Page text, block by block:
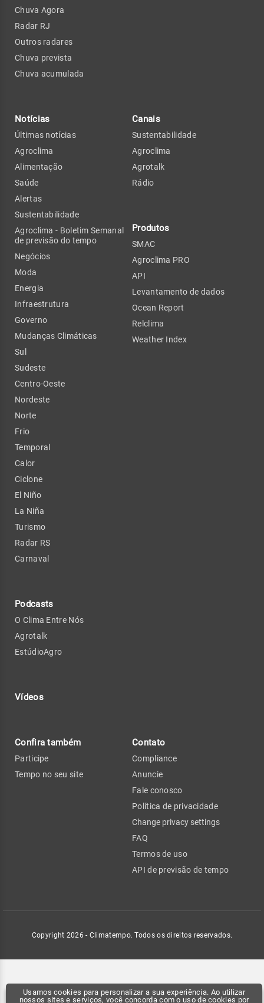
Usamos cookies para personalizar a sua experiência. Ao utilizar
nossos sites e serviços, você concorda com o uso de cookies por
Chuva Agora
Radar RJ
Outros radares
Chuva prevista
Chuva acumulada
Notícias
Últimas notícias
Agroclima
Alimentação
Saúde
Alertas
Sustentabilidade
Agroclima - Boletim Semanal
de previsão do tempo
Negócios
Moda
Energia
Infraestrutura
Governo
Mudanças Climáticas
Sul
Sudeste
Centro-Oeste
Nordeste
Norte
Frio
Temporal
Calor
Ciclone
El Niño
La Niña
Turismo
Radar RS
Carnaval
Podcasts
O Clima Entre Nós
Agrotalk
EstúdioAgro
Vídeos
Canais
Sustentabilidade
Agroclima
Agrotalk
Rádio
Produtos
SMAC
Agroclima PRO
API
Levantamento de dados
Ocean Report
Relclima
Weather Index
Confira também
Participe
Tempo no seu site
Contato
Compliance
Anuncie
Fale conosco
Política de privacidade
Change privacy settings
FAQ
Termos de uso
API de previsão de tempo
Copyright 2026 - Climatempo. Todos os direitos reservados.